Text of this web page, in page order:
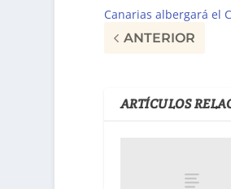
Canarias albergará el
ANTERIOR
ARTÍCULOS